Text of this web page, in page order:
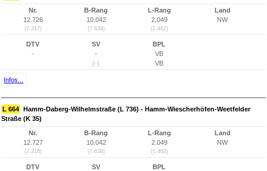
Nr.
12.726
(7.217)
B-Rang
10.042
(7.638)
L-Rang
2.049
(1.462)
Land
NW
DTV
-
SV
-
(-)
BPL
VB
VB
Infos...
L 664 Hamm-Daberg-Wilhelmstraße (L 736) - Hamm-Wiescherhöfen-Weetfelder
Straße (K 35)
Nr.
12.727
(7.218)
B-Rang
10.042
(7.638)
L-Rang
2.049
(1.462)
Land
NW
DTV
SV
BPL